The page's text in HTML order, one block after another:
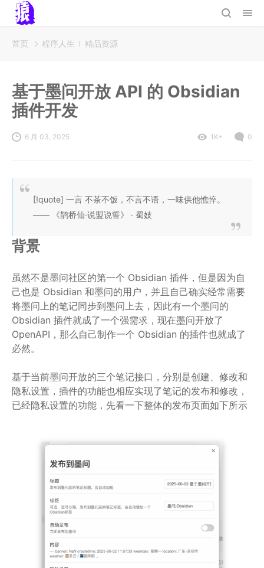
首页 程序人生 精品资源
基于墨问开放 API 的 Obsidian
插件开发
6 月 03, 2025 1K+ 0
[!quote] 一言 不茶不饭，不言不语，一味供他憔悴。
—— 《鹊桥仙·说盟说誓》 · 蜀妓
背景
虽然不是墨问社区的第一个 Obsidian 插件，但是因为自
己也是 Obsidian 和墨问的用户，并且自己确实经常需要
将墨问上的笔记同步到墨问上去，因此有一个墨问的
Obsidian 插件就成了一个强需求，现在墨问开放了
OpenAPI，那么自己制作一个 Obsidian 的插件也就成了
必然。
基于当前墨问开放的三个笔记接口，分别是创建、修改和
隐私设置，插件的功能也相应实现了笔记的发布和修改，
已经隐私设置的功能，先看一下整体的发布页面如下所示